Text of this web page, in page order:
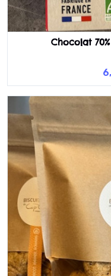
Chocolat